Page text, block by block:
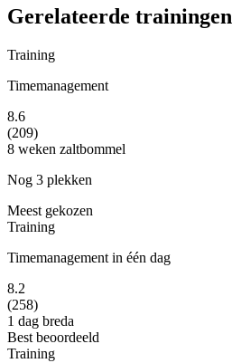
Gerelateerde trainingen
Training
Timemanagement
8.6
(209)
8 weken zaltbommel
Nog 3 plekken
Meest gekozen
Training
Timemanagement in één dag
8.2
(258)
1 dag breda
Best beoordeeld
Training